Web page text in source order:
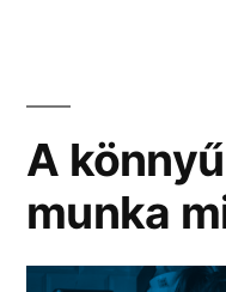
A
munka